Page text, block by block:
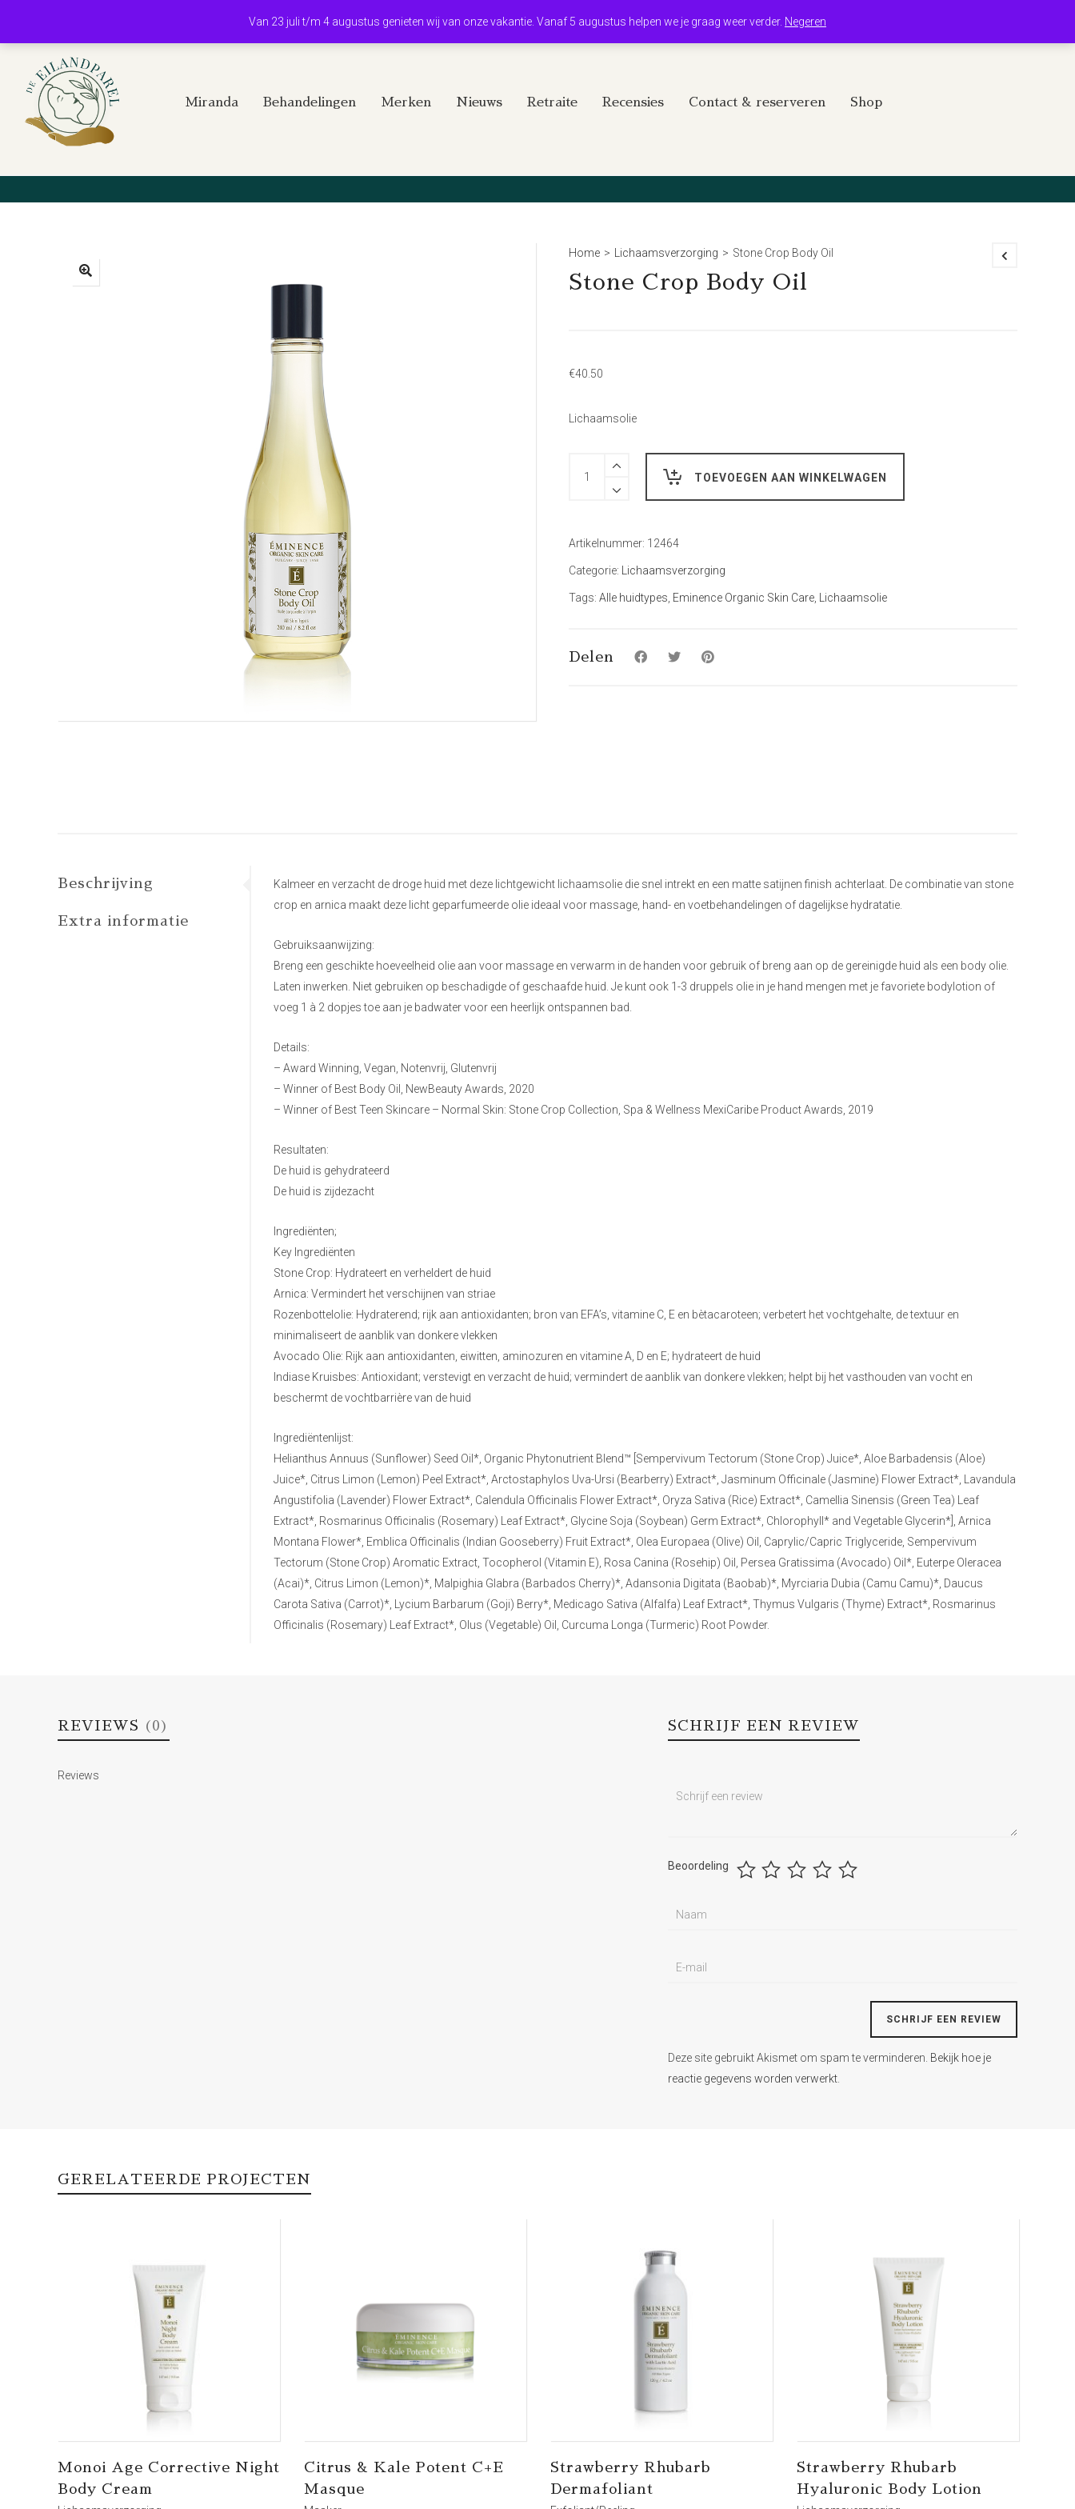
Van 23 juli t/m 4 augustus genieten wij van onze vakantie. Vanaf 5 augustus helpen we je graag weer verder. Negeren
Miranda Behandelingen Merken Nieuws Retraite Recensies Contact & reserveren Shop
Home > Lichaamsverzorging > Stone Crop Body Oil
Stone Crop Body Oil
€40.50
Lichaamsolie
Hoeveelheid
TOEVOEGEN AAN WINKELWAGEN
Artikelnummer: 12464
Categorie: Lichaamsverzorging
Tags: Alle huidtypes Eminence Organic Skin Care Lichaamsolie
Delen
Beschrijving
Extra informatie
Kalmeer en verzacht de droge huid met deze lichtgewicht lichaamsolie die snel intrekt en een matte satijnen finish achterlaat. De combinatie van stone
crop en arnica maakt deze licht geparfumeerde olie ideaal voor massage, hand- en voetbehandelingen of dagelijkse hydratatie.
Gebruiksaanwijzing:
Breng een geschikte hoeveelheid olie aan voor massage en verwarm in de handen voor gebruik of breng aan op de gereinigde huid als een body olie.
Laten inwerken. Niet gebruiken op beschadigde of geschaafde huid. Je kunt ook 1-3 druppels olie in je hand mengen met je favoriete bodylotion of
voeg 1 à 2 dopjes toe aan je badwater voor een heerlijk ontspannen bad.
Details:
– Award Winning, Vegan, Notenvrij, Glutenvrij
– Winner of Best Body Oil, NewBeauty Awards, 2020
– Winner of Best Teen Skincare – Normal Skin: Stone Crop Collection, Spa & Wellness MexiCaribe Product Awards, 2019
Resultaten:
De huid is gehydrateerd
De huid is zijdezacht
Ingrediënten;
Key Ingrediënten
Stone Crop: Hydrateert en verheldert de huid
Arnica: Vermindert het verschijnen van striae
Rozenbottelolie: Hydraterend; rijk aan antioxidanten; bron van EFA’s, vitamine C, E en bètacaroteen; verbetert het vochtgehalte, de textuur en
minimaliseert de aanblik van donkere vlekken
Avocado Olie: Rijk aan antioxidanten, eiwitten, aminozuren en vitamine A, D en E; hydrateert de huid
Indiase Kruisbes: Antioxidant; verstevigt en verzacht de huid; vermindert de aanblik van donkere vlekken; helpt bij het vasthouden van vocht en
beschermt de vochtbarrière van de huid
Ingrediëntenlijst:
Helianthus Annuus (Sunflower) Seed Oil*, Organic Phytonutrient Blend™ [Sempervivum Tectorum (Stone Crop) Juice*, Aloe Barbadensis (Aloe)
Juice*, Citrus Limon (Lemon) Peel Extract*, Arctostaphylos Uva-Ursi (Bearberry) Extract*, Jasminum Officinale (Jasmine) Flower Extract*, Lavandula
Angustifolia (Lavender) Flower Extract*, Calendula Officinalis Flower Extract*, Oryza Sativa (Rice) Extract*, Camellia Sinensis (Green Tea) Leaf
Extract*, Rosmarinus Officinalis (Rosemary) Leaf Extract*, Glycine Soja (Soybean) Germ Extract*, Chlorophyll* and Vegetable Glycerin*], Arnica
Montana Flower*, Emblica Officinalis (Indian Gooseberry) Fruit Extract*, Olea Europaea (Olive) Oil, Caprylic/Capric Triglyceride, Sempervivum
Tectorum (Stone Crop) Aromatic Extract, Tocopherol (Vitamin E), Rosa Canina (Rosehip) Oil, Persea Gratissima (Avocado) Oil*, Euterpe Oleracea
(Acai)*, Citrus Limon (Lemon)*, Malpighia Glabra (Barbados Cherry)*, Adansonia Digitata (Baobab)*, Myrciaria Dubia (Camu Camu)*, Daucus
Carota Sativa (Carrot)*, Lycium Barbarum (Goji) Berry*, Medicago Sativa (Alfalfa) Leaf Extract*, Thymus Vulgaris (Thyme) Extract*, Rosmarinus
Officinalis (Rosemary) Leaf Extract*, Olus (Vegetable) Oil, Curcuma Longa (Turmeric) Root Powder.
REVIEWS (0)
Reviews
SCHRIJF EEN REVIEW
Beoordeling
Deze site gebruikt Akismet om spam te verminderen. Bekijk hoe je
reactie gegevens worden verwerkt.
GERELATEERDE PROJECTEN
Monoi Age Corrective Night
Body Cream
Citrus & Kale Potent C+E
Masque
Strawberry Rhubarb
Dermafoliant
Strawberry Rhubarb
Hyaluronic Body Lotion